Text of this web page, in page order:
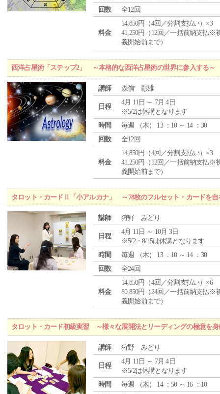
回数
全12回
料金
14,850円（4回／分割支払い）×3
41,250円（12回／一括前納支払※
義開始前まで）
西洋占星術「ステップ2」 ～本格的な西洋占星術の世界に参入する～
講師 森信 彰雄
日程
4月 11日 ～ 7月 4日
※5/2は休講となります
時間
毎週 （木） 13 ：10 ～ 14 ：30
回数
全12回
料金
14,850円（4回／分割支払い）×3
41,250円（12回／一括前納支払※
義開始前まで）
タロット・カードⅡ「小アルカナ」 ～78枚のフルセット・カードを自
講師 狩野 みどり
日程
4月 11日 ～ 10月 3日
※5/2・8/15は休講となります
時間
毎週 （木） 13 ：10 ～ 14 ：30
回数
全24回
料金
14,850円（4回／分割支払い）×6
80,850円（24回／一括前納支払※
義開始前まで）
タロット・カード初級実習 ～様々な展開法とリーディングの極意を身
講師 狩野 みどり
日程
4月 11日 ～ 7月 4日
※5/2は休講となります
時間
毎週 （木） 14 ：50 ～ 16 ：10